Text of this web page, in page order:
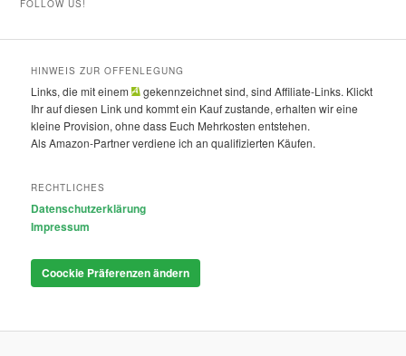
FOLLOW US!
HINWEIS ZUR OFFENLEGUNG
Links, die mit einem
gekennzeichnet sind, sind Affiliate-Links. Klickt
Ihr auf diesen Link und kommt ein Kauf zustande, erhalten wir eine
kleine Provision, ohne dass Euch Mehrkosten entstehen.
Als Amazon-Partner verdiene ich an qualifizierten Käufen.
RECHTLICHES
Datenschutzerklärung
Impressum
Coockie Präferenzen ändern